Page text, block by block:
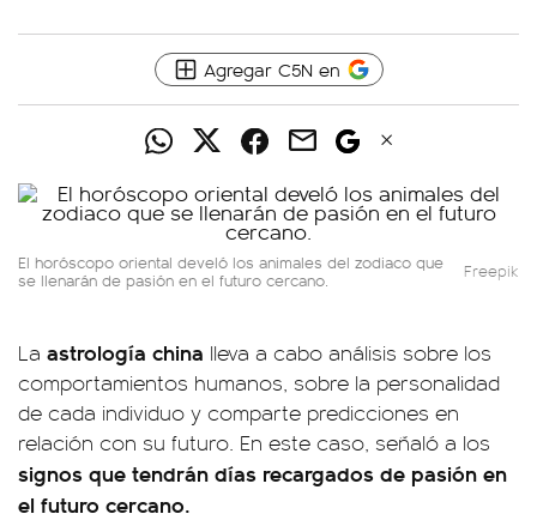
Agregar C5N en
El horóscopo oriental develó los animales del zodiaco que
se llenarán de pasión en el futuro cercano. Freepik
La astrología china lleva a cabo análisis sobre los
comportamientos humanos, sobre la personalidad
de cada individuo y comparte predicciones en
relación con su futuro. En este caso, señaló a los
signos que tendrán días recargados de pasión en
el futuro cercano.